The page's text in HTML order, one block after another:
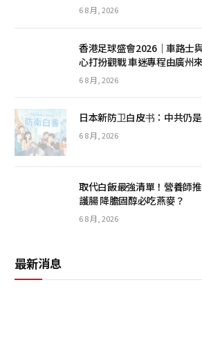
6 8 月, 2026
香港足球盛會2026｜車路士
心打扮觀戰 車迷專程由廣州
6 8 月, 2026
日本新防卫白皮书：中共仍
6 8 月, 2026
取代白飯最強清單！營養師
護腸 降膽固醇必吃燕麥？
6 8 月, 2026
最新消息